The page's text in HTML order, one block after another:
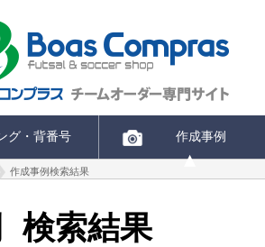
グ・背番号 作成事例
作成事例検索結果
検索結果